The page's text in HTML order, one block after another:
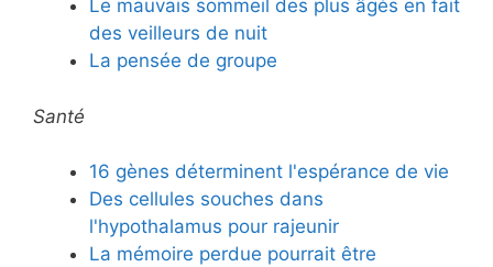
Le mauvais sommeil des plus âgés en fait
des veilleurs de nuit
La pensée de groupe
Santé
16 gènes déterminent l'espérance de vie
Des cellules souches dans
l'hypothalamus pour rajeunir
La mémoire perdue pourrait être